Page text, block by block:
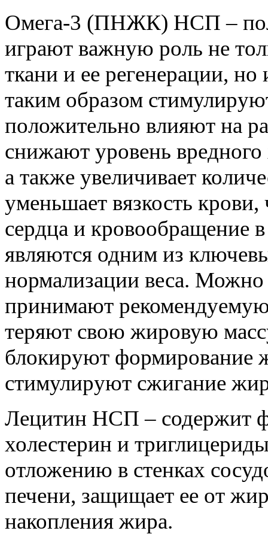
Омега-3 (ПНЖК) НСП –
играют важную роль не
ткани и ее регенерации,
таким образом
положительно влияют на
снижают уровень
а также увеличивает
уменьшает вязкость крови,
сердца и кровообращение
являются одним из
нормализации веса.
принимают
теряют свою жировую
блокируют формирование
стимулируют сжигание
Лецитин НСП – содержит
холестерин и
отложению в стенках
печени, защищает ее от
накопления жира.